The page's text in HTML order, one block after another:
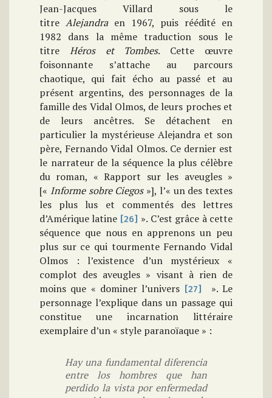
Jean-Jacques Villard sous le
titre Alejandraen 1967, puis réédité en
1982 dans la même traduction sous le
titre Héros et Tombes. Cette œuvre
foisonnante s’attache au parcours
chaotique, qui fait écho au passé et au
présent argentins, des personnages de la
famille des Vidal Olmos, de leurs proches et
de leurs ancêtres. Se détachent en
particulier la mystérieuse Alejandra et son
père, Fernando Vidal Olmos. Ce dernier est
le narrateur de la séquence la plus célèbre
du roman, « Rapport sur les aveugles »
[« Informe sobre Ciegos»], l’« un des textes
les plus lus et commentés des lettres
d’Amérique latine [26] ». C’est grâce à cette
séquence que nous en apprenons un peu
plus sur ce qui tourmente Fernando Vidal
Olmos : l’existence d’un mystérieux «
complot des aveugles » visant à rien de
moins que « dominer l’univers
[27]
». Le
personnage l’explique dans un passage qui
constitue une incarnation littéraire
exemplaire d’un « style paranoïaque » :
Hay una fundamental diferencia
entre los hombres que han
perdido la vista por enfermedad